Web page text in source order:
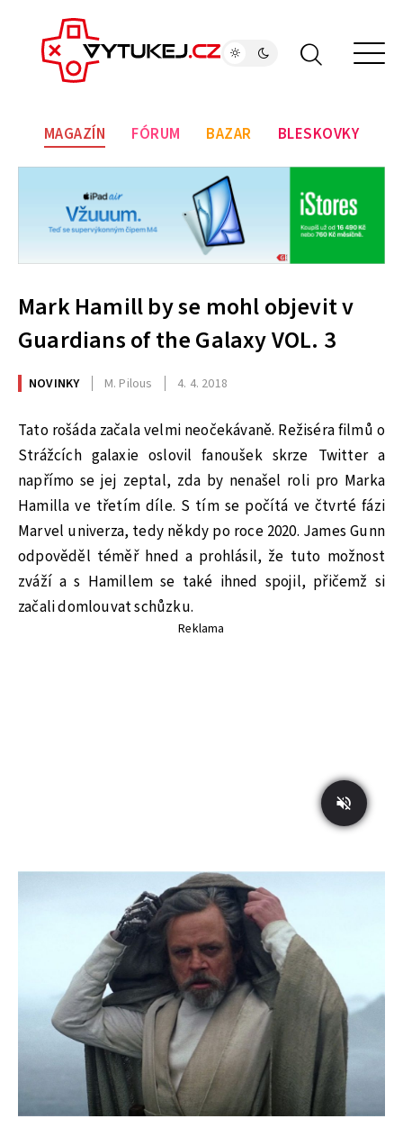
MAGAZÍN FÓRUM BAZAR BLESKOVKY
Mark Hamill by se mohl objevit v
Guardians of the Galaxy VOL. 3
NOVINKY M. Pilous 4. 4. 2018
Tato rošáda začala velmi neočekávaně. Režiséra filmů o
Strážcích galaxie oslovil fanoušek skrze Twitter a
napřímo se jej zeptal, zda by nenašel roli pro Marka
Hamilla ve třetím díle. S tím se počítá ve čtvrté fázi
Marvel univerza, tedy někdy po roce 2020. James Gunn
odpověděl téměř hned a prohlásil, že tuto možnost
zváží a s Hamillem se také ihned spojil, přičemž si
začali domlouvat schůzku.
Reklama